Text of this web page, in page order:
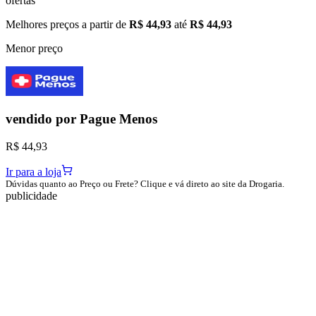
Melhores preços a partir de R$ 44,93 até R$ 44,93
Menor preço
vendido por Pague Menos
R$ 44,93
Ir para a loja
Dúvidas quanto ao Preço ou Frete? Clique e vá direto ao site da Drogaria.
publicidade